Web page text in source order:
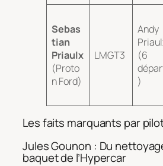
Sebas
tian
Priaulx
(Proto
n Ford)
LMGT3
Andy
(6
)
Les faits marquants par
Jules Gounon : Du
baquet de l’Hypercar